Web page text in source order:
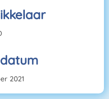
2021